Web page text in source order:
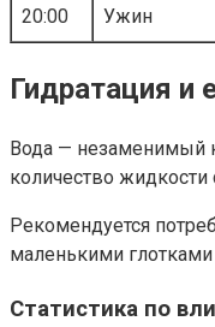
20:00 Ужин
Гидратация и
Вода — незаменимый
количество
Рекомендуется
маленькими
Статистика по